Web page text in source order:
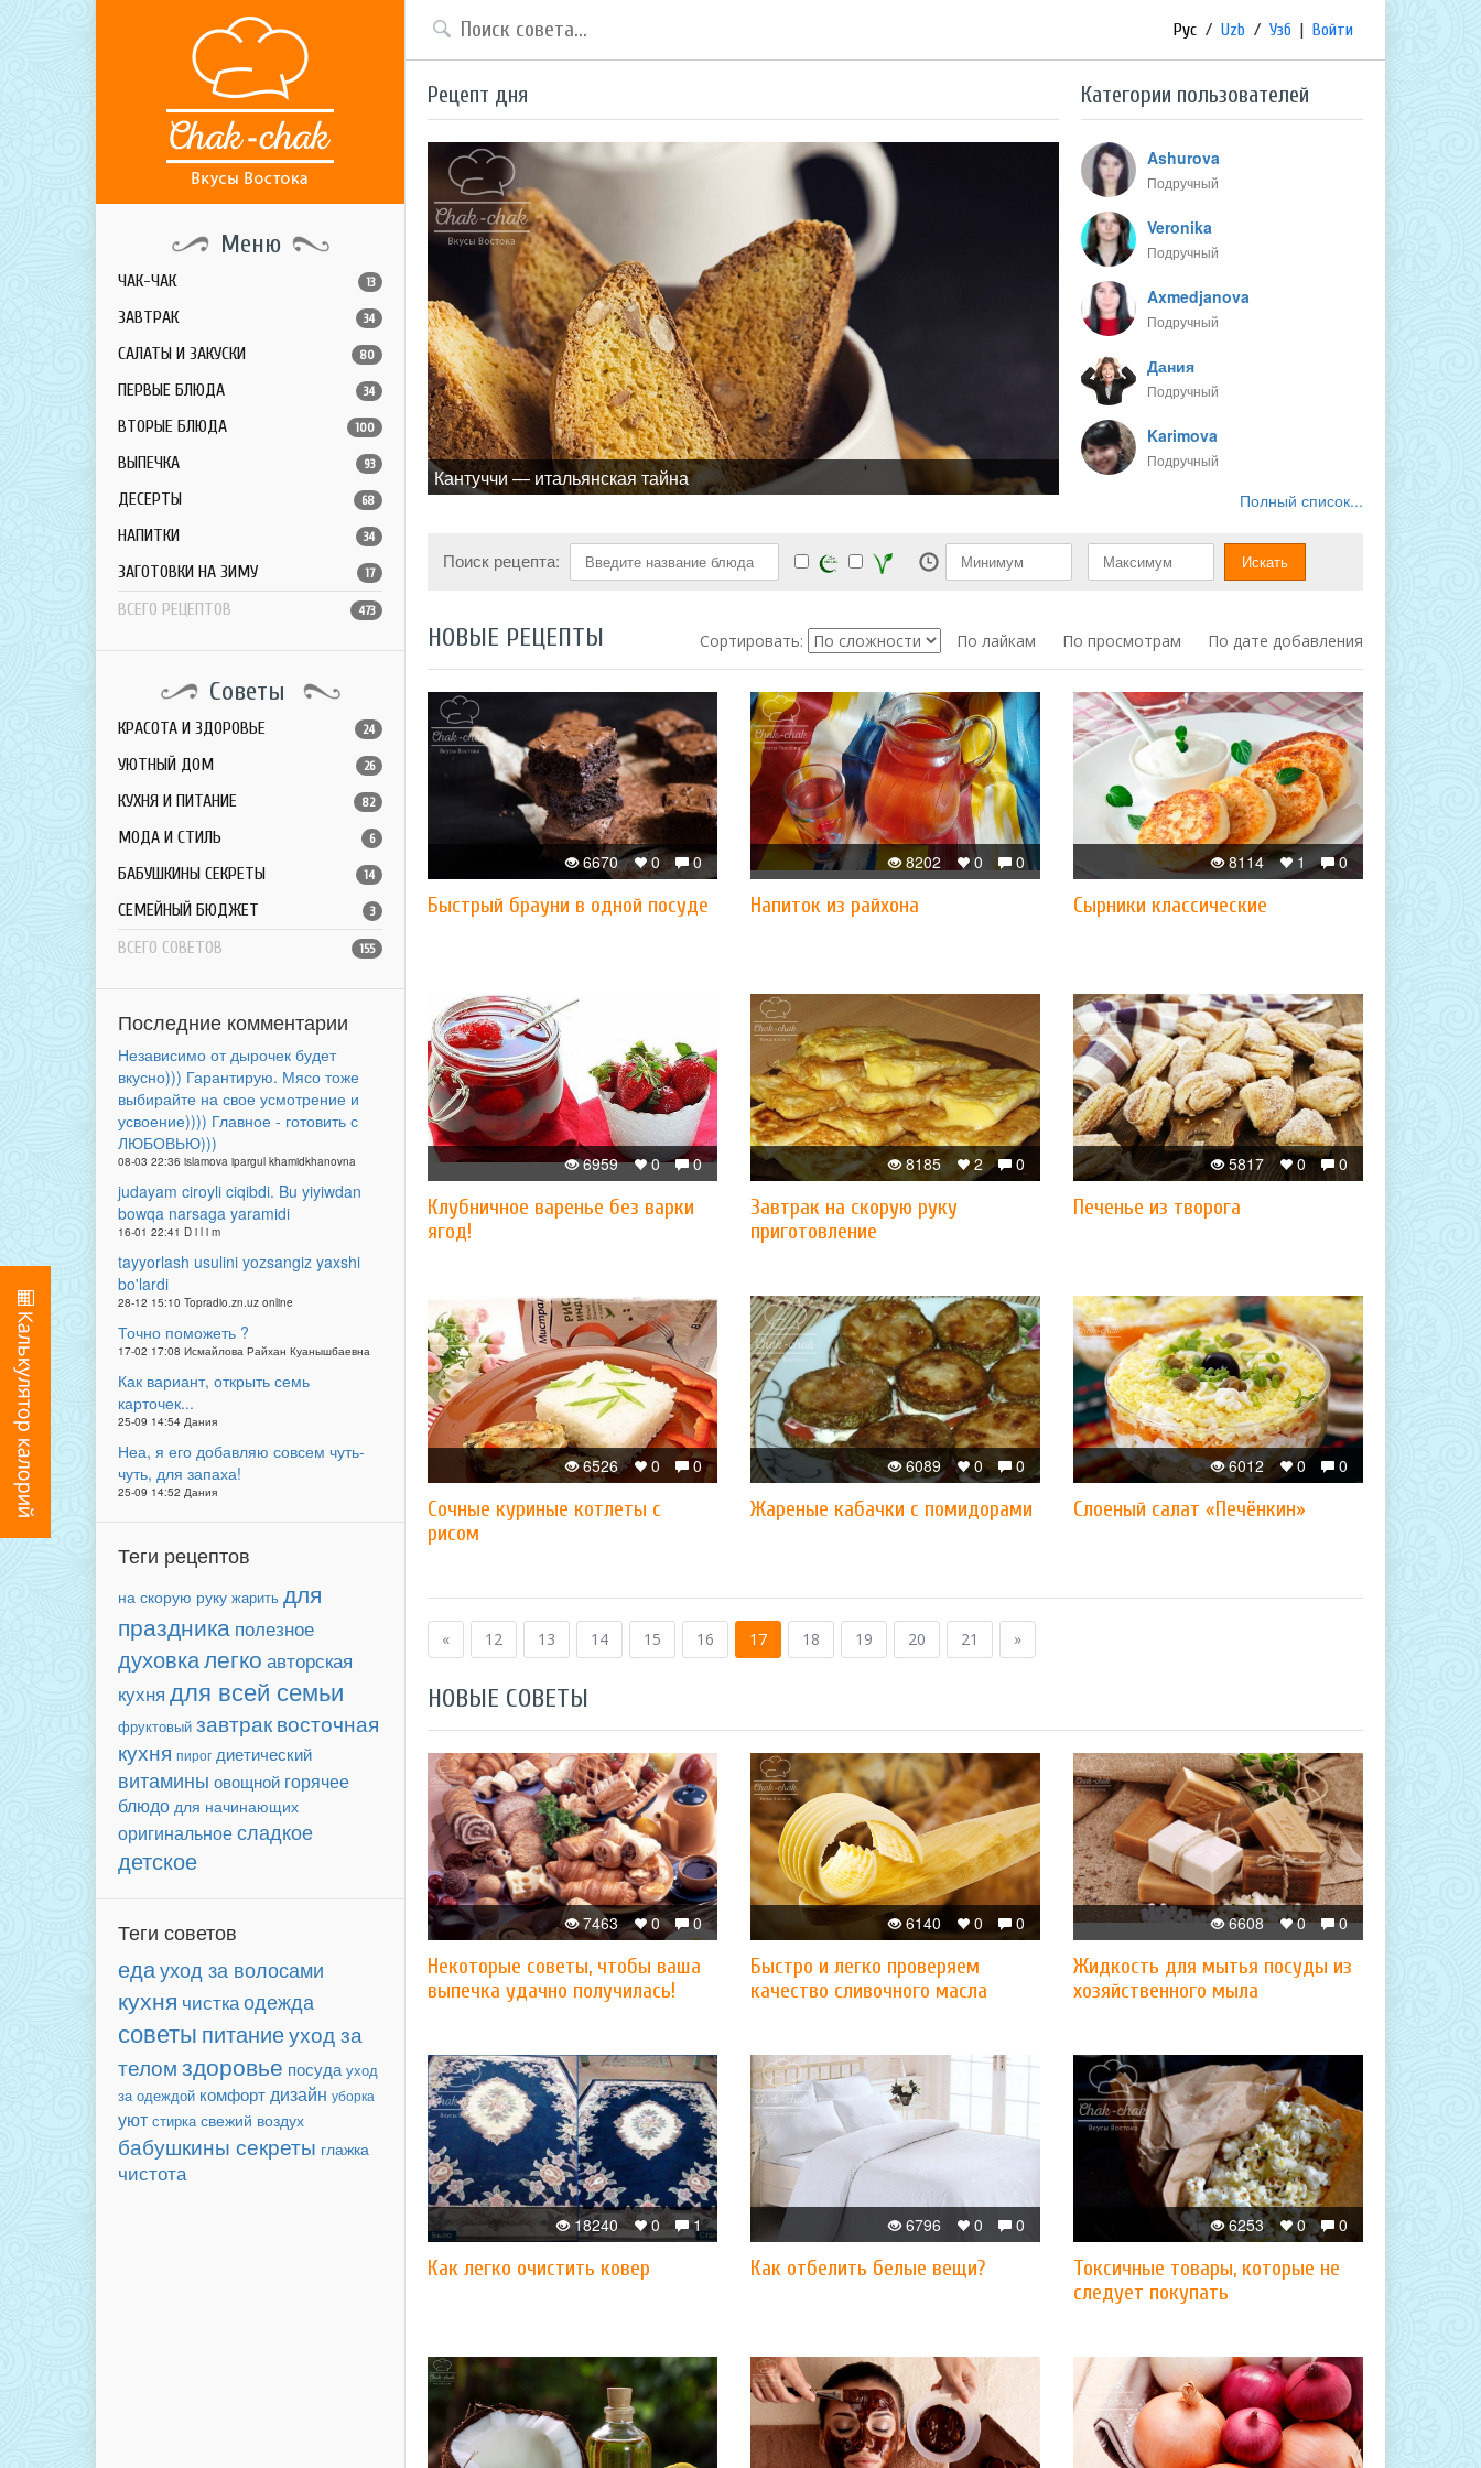
Меню
ЧАК-ЧАК 13
ЗАВТРАК 34
САЛАТЫ И ЗАКУСКИ 80
ПЕРВЫЕ БЛЮДА 34
ВТОРЫЕ БЛЮДА 100
ВЫПЕЧКА 93
ДЕСЕРТЫ 68
НАПИТКИ 34
ЗАГОТОВКИ НА ЗИМУ 17
ВСЕГО РЕЦЕПТОВ 473
Советы
КРАСОТА И ЗДОРОВЬЕ 24
УЮТНЫЙ ДОМ 26
КУХНЯ И ПИТАНИЕ 82
МОДА И СТИЛЬ 6
БАБУШКИНЫ СЕКРЕТЫ 14
СЕМЕЙНЫЙ БЮДЖЕТ 3
ВСЕГО СОВЕТОВ 155
Последние комментарии
Независимо от дырочек будет
вкусно))) Гарантирую. Мясо тоже
выбирайте на свое усмотрение и
усвоение)))) Главное - готовить с
ЛЮБОВЬЮ)))
08-03 22:36 islamova ipargul khamidkhanovna
judayam ciroyli ciqibdi. Bu yiyiwdan
bowqa narsaga yaramidi
16-01 22:41 D i l i m
tayyorlash usulini yozsangiz yaxshi
bo'lardi
28-12 15:10 Topradio.zn.uz online
Точно поможеть ?
17-02 17:08 Исмайлова Райхан Куанышбаевна
Как вариант, открыть семь
карточек...
25-09 14:54 Дания
Неа, я его добавляю совсем чуть-
чуть, для запаха!
25-09 14:52 Дания
Теги рецептов
на скорую руку жарить для
праздника полезное
духовкалегко авторская
кухня для всей семьи
фруктовый завтраквосточная
кухня пирог диетический
витамины овощной горячее
блюдо для начинающих
оригинальноесладкое
детское
Теги советов
едауход за волосами
кухня чисткаодежда
советы питаниеуход за
теломздоровье посуда уход
за одеждой комфортдизайн уборка
уют стирка свежий воздух
бабушкины секреты глажка
чистота
Рус / Uzb / Узб | Войти
Рецепт дня
Кантуччи — итальянская тайна
Категории пользователей
Ashurova
Подручный
Veronika
Подручный
Axmedjanova
Подручный
Дания
Подручный
Karimova
Подручный
Полный список...
Поиск рецепта:
НОВЫЕ РЕЦЕПТЫ Сортировать: По лайкам По просмотрам По дате добавления
0
0
6670
Быстрый брауни в одной посуде
0
0
8202
Напиток из райхона
0
1
8114
Сырники классические
0
0
6959
Клубничное варенье без варки
ягод!
0
2
8185
Завтрак на скорую руку
приготовление
0
0
5817
Печенье из творога
0
0
6526
Сочные куриные котлеты с
рисом
0
0
6089
​Жареные кабачки с помидорами
0
0
6012
Слоеный салат «Печёнкин»
« 12 13 14 15 16 17 18 19 20 21 »
НОВЫЕ СОВЕТЫ
0
0
7463
Некоторые советы, чтобы ваша
выпечка удачно получилась!
0
0
6140
Быстро и легко проверяем
качество сливочного масла
0
0
6608
Жидкость для мытья посуды из
хозяйственного мыла
1
0
18240
Как легко очистить ковер
0
0
6796
Как отбелить белые вещи?
0
0
6253
Токсичные товары, которые не
следует покупать